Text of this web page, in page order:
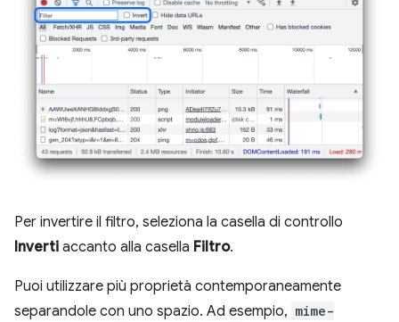
Per invertire il filtro, seleziona la casella di controllo
Inverti accanto alla casella Filtro.
Puoi utilizzare più proprietà contemporaneamente
separandole con uno spazio. Ad esempio, mime-